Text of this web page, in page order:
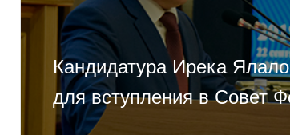
Кандидатура Ирека
для вступления в Совет